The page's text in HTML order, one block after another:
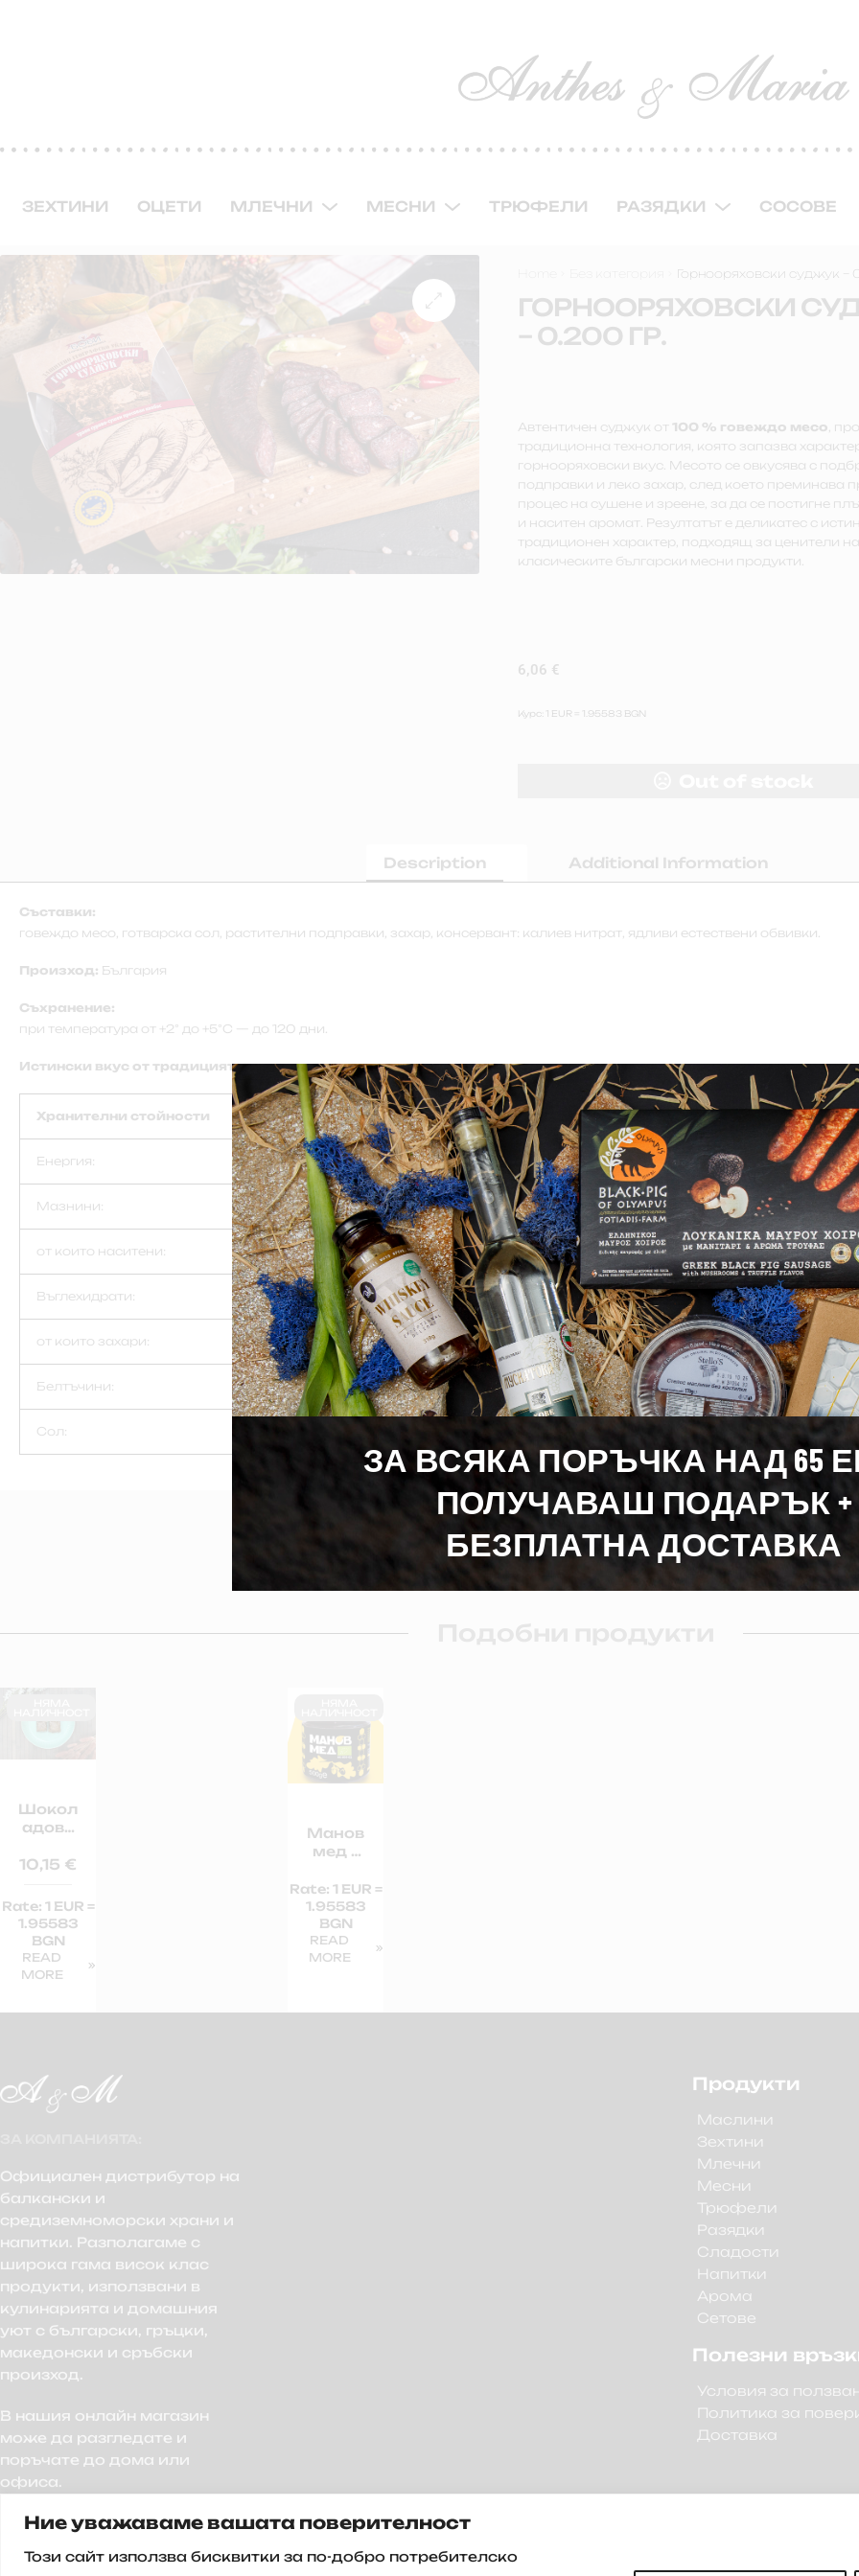
Ние уважаваме вашата поверителност
Този сайт използва бисквитки за по-добро потребителско
ЗЕХТИНИ ОЦЕТИ МЛЕЧНИ МЕСНИ ТРЮФЕЛИ РАЗЯДКИ СОСОВЕ
Горнооряховски суджук –
ГОРНООРЯХОВСКИ
– 0.200 ГР.
Автентичен суджук от 100 % говеждо месо,
традиционна технология, която запазва
горнооряховски вкус. Месото се овкусява с
подправки и леко захар, след което преминава
процес на сушене и зреене, за да се постигне
и наситен аромат. Резултатът е деликатес с
традиционен характер, подходящ за ценители на
класическите български месни продукти.
6,06 €
Курс: 1 EUR = 1.95583 BGN
Description Additional Information
Съставки:
говеждо месо, готварска сол, растителни подправки, захар, консервант: калиев нитрат, ядливи естествени обвивки.
Произход: България
Съхранение:
при температура от +2° до +5°C — до 120 дни.
Истински вкус от традицията – създаден за истински ценители.
Хранителни стойности На 100 гр.:
Енергия: 1172,43 kJ /280,36 kcal
Мазнини: 15,28 гр.
от които наситени: 9,5 гр.
Въглехидрати: 1,00 гр.
от които захари: 0,6 гр.
Белтъчини: 35,6 гр.
Сол:
Шокол
адова
а – 550
10,15 €
Rate: 1 EUR =
1.95583
BGN
READ
MORE
Манов
мед –
Rate: 1 EUR =
1.95583
BGN
READ
MORE
Официален дистрибутор на
балкански и
средиземноморски храни и
напитки. Разполагаме с
широка гама висок клас
продукти, използвани в
кулинарията и домашния
уют с български, гръцки,
македонски и сръбски
произход.
В нашия онлайн магазин
може да разгледате и
поръчате до дома или
офиса.
Продукти
Маслини
Зехтини
Млечни
Месни
Трюфели
Разядки
Сладости
Напитки
Арома
Сетове
Полезни
Условия за
Политика за
Доставка
ЗА ВСЯКА ПОРЪЧКА НАД 65
ПОЛУЧАВАШ ПОДАРЪК +
БЕЗПЛАТНА ДОСТАВКА